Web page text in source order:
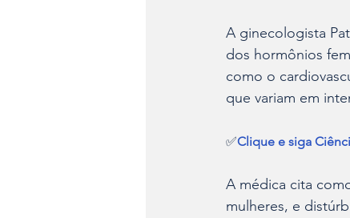
A ginecologista
dos hormônios
como o
que variam em
✅Clique e siga
A médica cita
mulheres, e